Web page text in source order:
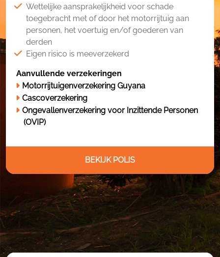
Wettelijke aansprakelijkheid voor schade
toegebracht met of door het motorrijtuig aan
personen, het voertuig en/of goederen van
derden
Eigen risico is meeverzekerd
Aanvullende verzekeringen
Motorrijtuigenverzekering Guyana
Cascoverzekering
Ongevallenverzekering voor Inzittende Personen
(OVIP)
BEKIJK POLIS